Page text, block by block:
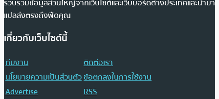
รวบรวมข้อมูลส่วนใหญ่จากเว็บไซต์และเว็บบอร์ดต่างประเทศและนำมา
แปลส่งตรงถึงฟีดคุณ
เกี่ยวกับเว็บไซต์นี้
ทีมงาน
ติดต่อเรา
นโยบายความเป็นส่วนตัวข้อตกลงในการใช้งาน
Advertise
RSS